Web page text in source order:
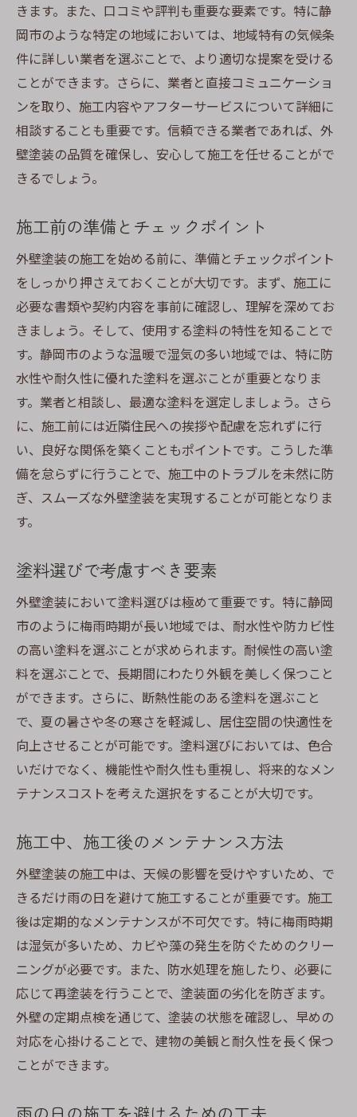
きます。また、口コミや評判も重要な要素です。特に静
岡市のような特定の地域においては、地域特有の気候条
件に詳しい業者を選ぶことで、より適切な提案を受ける
ことができます。さらに、業者と直接コミュニケーショ
ンを取り、施工内容やアフターサービスについて詳細に
相談することも重要です。信頼できる業者であれば、外
壁塗装の品質を確保し、安心して施工を任せることがで
きるでしょう。
施工前の準備とチェックポイント
外壁塗装の施工を始める前に、準備とチェックポイント
をしっかり押さえておくことが大切です。まず、施工に
必要な書類や契約内容を事前に確認し、理解を深めてお
きましょう。そして、使用する塗料の特性を知ることで
す。静岡市のような温暖で湿気の多い地域では、特に防
水性や耐久性に優れた塗料を選ぶことが重要となりま
す。業者と相談し、最適な塗料を選定しましょう。さら
に、施工前には近隣住民への挨拶や配慮を忘れずに行
い、良好な関係を築くこともポイントです。こうした準
備を怠らずに行うことで、施工中のトラブルを未然に防
ぎ、スムーズな外壁塗装を実現することが可能となりま
す。
塗料選びで考慮すべき要素
外壁塗装において塗料選びは極めて重要です。特に静岡
市のように梅雨時期が長い地域では、耐水性や防カビ性
の高い塗料を選ぶことが求められます。耐候性の高い塗
料を選ぶことで、長期間にわたり外観を美しく保つこと
ができます。さらに、断熱性能のある塗料を選ぶこと
で、夏の暑さや冬の寒さを軽減し、居住空間の快適性を
向上させることが可能です。塗料選びにおいては、色合
いだけでなく、機能性や耐久性も重視し、将来的なメン
テナンスコストを考えた選択をすることが大切です。
施工中、施工後のメンテナンス方法
外壁塗装の施工中は、天候の影響を受けやすいため、で
きるだけ雨の日を避けて施工することが重要です。施工
後は定期的なメンテナンスが不可欠です。特に梅雨時期
は湿気が多いため、カビや藻の発生を防ぐためのクリー
ニングが必要です。また、防水処理を施したり、必要に
応じて再塗装を行うことで、塗装面の劣化を防ぎます。
外壁の定期点検を通じて、塗装の状態を確認し、早めの
対応を心掛けることで、建物の美観と耐久性を長く保つ
ことができます。